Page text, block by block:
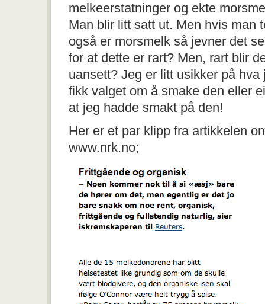
melkeerstatninger og ekte
Man blir litt satt ut. Men hvis man
også er morsmelk så jevner det
for at dette er rart? Men, rart blir
uansett? Jeg er litt usikker på
fikk valget om å smake den eller
at jeg hadde smakt på den!
Her er et par klipp fra artikkelen
www.nrk.no;